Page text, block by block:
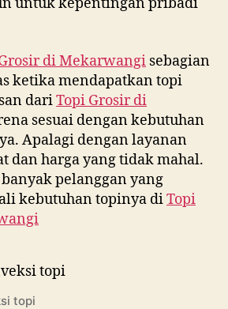
diMekarwangi sebagian
ketika mendapatkan topi
dariTopi Grosir di
sesuai dengan kebutuhan
Apalagi dengan layanan
dan harga yang tidak mahal.
pelanggan yang
kebutuhan topinya diTopi
topi